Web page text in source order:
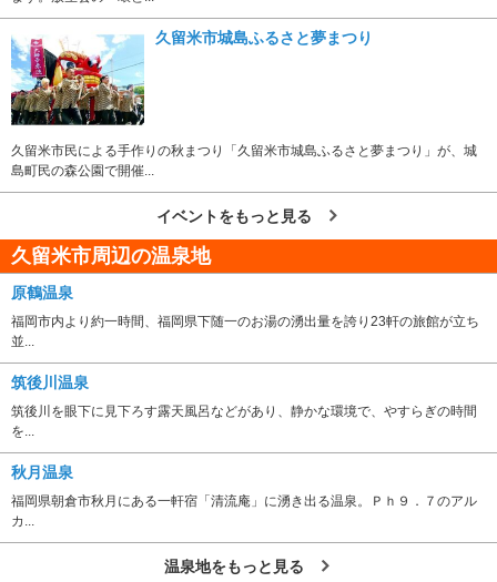
久留米市城島ふるさと夢まつり
久留米市民による手作りの秋まつり「久留米市城島ふるさと夢まつり」が、城
島町民の森公園で開催...
イベントをもっと見る
久留米市周辺の温泉地
原鶴温泉
福岡市内より約一時間、福岡県下随一のお湯の湧出量を誇り23軒の旅館が立ち
並...
筑後川温泉
筑後川を眼下に見下ろす露天風呂などがあり、静かな環境で、やすらぎの時間
を...
秋月温泉
福岡県朝倉市秋月にある一軒宿「清流庵」に湧き出る温泉。Ｐｈ９．７のアル
カ...
温泉地をもっと見る